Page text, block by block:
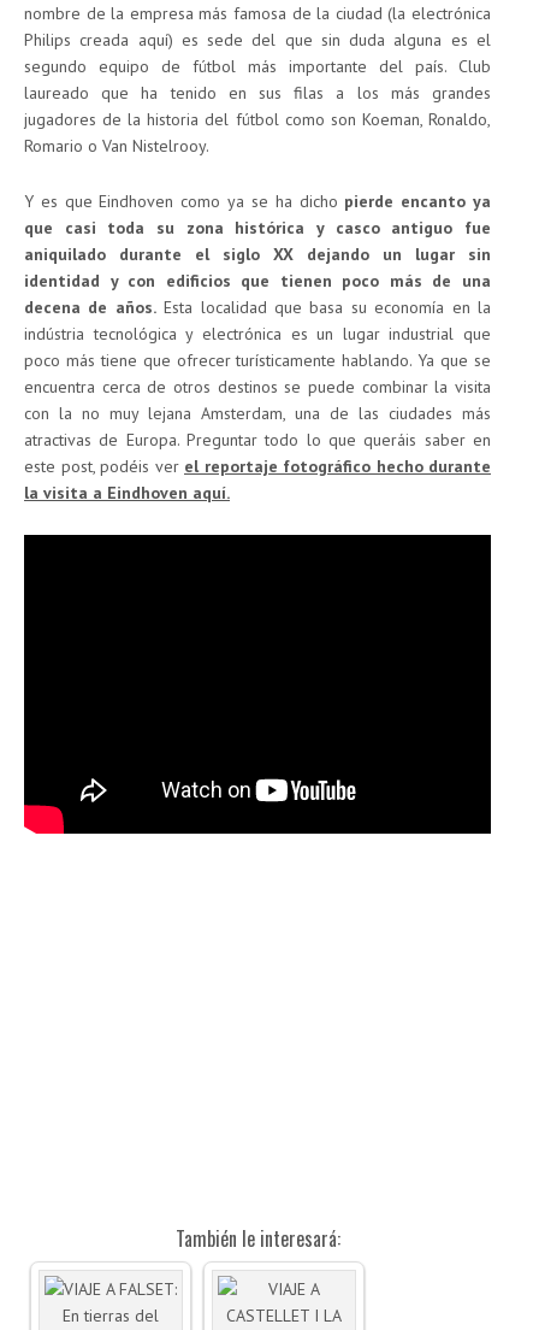
nombre de la empresa más famosa de la ciudad (la electrónica
Philips creada aquí) es sede del que sin duda alguna es el
segundo equipo de fútbol más importante del país. Club
laureado que ha tenido en sus filas a los más grandes
jugadores de la historia del fútbol como son Koeman, Ronaldo,
Romario o Van Nistelrooy.
Y es que Eindhoven como ya se ha dicho pierde encanto ya
que casi toda su zona histórica y casco antiguo fue
aniquilado durante el siglo XX dejando un lugar sin
identidad y con edificios que tienen poco más de una
decena de años.Esta localidad que basa su economía en la
indústria tecnológica y electrónica es un lugar industrial que
poco más tiene que ofrecer turísticamente hablando. Ya que se
encuentra cerca de otros destinos se puede combinar la visita
con la no muy lejana Amsterdam, una de las ciudades más
atractivas de Europa. Preguntar todo lo que queráis saber en
este post, podéis ver el reportaje fotográfico hecho durante
la visita a Eindhoven aquí.
También le interesará: